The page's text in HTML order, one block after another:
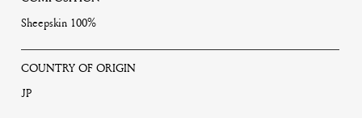
Sheepskin 100%
COUNTRY OF ORIGIN
JP